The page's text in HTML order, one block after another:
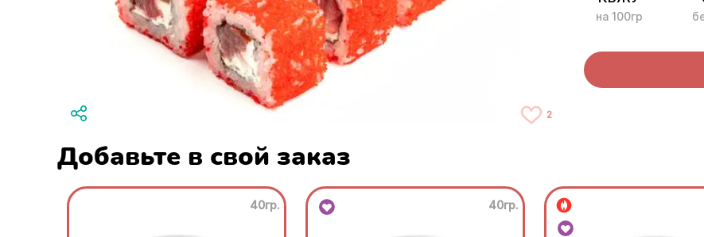
2
на 100гр
Добавьте в свой заказ
40гр. 40гр.